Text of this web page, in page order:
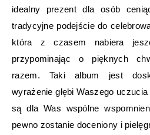
idealny prezent dla osób
tradycyjne podejście do
która z czasem nabiera
przypominając o pięknych
razem. Taki album jest
wyrażenie głębi Waszego
są dla Was wspólne
pewno zostanie doceniony i